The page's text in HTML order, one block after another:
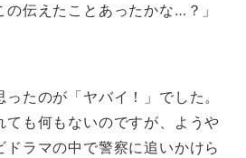
伝えたことあったかな…？」
たのが「ヤバイ！」でした。
ても何もないのですが、ようや
ドラマの中で警察に追いかけら